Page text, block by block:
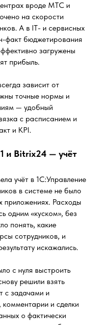
вроде МТС и
на скорости
А в IT- и сервисных
факт бюджетирования
загружены
прибыль.
зависит от
точные нормы и
— удобный
с расписанием и
и KPI.
и Bitrix24 — учёт
учёт в 1С:Управление
в системе не было
Расходы
одним «куском», без
понять, какие
сотрудников, и
искажались.
с нуля выстроить
решили взять
с задачами и
и сделки
о фактически